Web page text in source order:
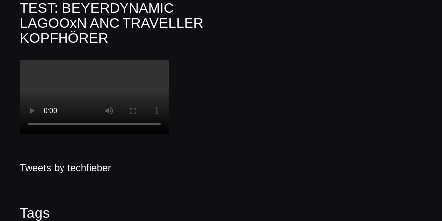
TEST: BEYERDYNAMIC
LAGOOxN ANC TRAVELLER
KOPFHÖRER
Tweets by techfieber
Tags